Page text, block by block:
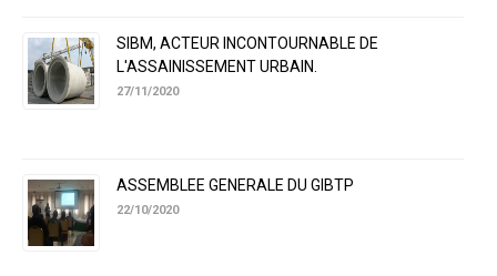
SIBM, ACTEUR INCONTOURNABLE DE
L'ASSAINISSEMENT URBAIN.
27/11/2020
ASSEMBLEE GENERALE DU GIBTP
22/10/2020